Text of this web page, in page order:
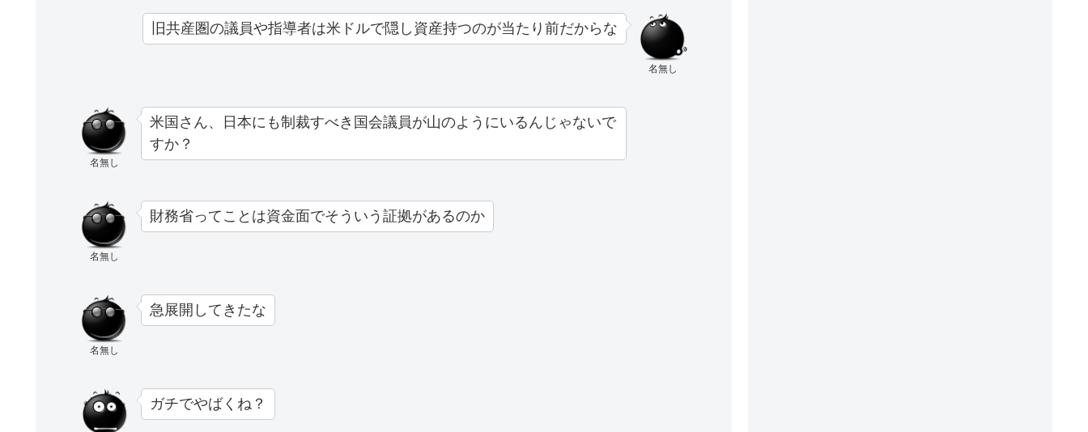
名無し
旧共産圏の議員や指導者は米ドルで隠し資産持つのが当たり前だからな
名無し
米国さん、日本にも制裁すべき国会議員が山のようにいるんじゃないで
すか？
名無し
財務省ってことは資金面でそういう証拠があるのか
名無し
急展開してきたな
ガチでやばくね？